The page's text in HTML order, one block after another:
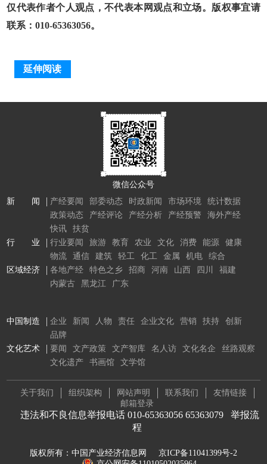
仅代表作者个人观点，不代表本网观点和立场。版权事宜请
联系：010-65363056。
延伸阅读
微信公众号
新 闻
产经要闻 部委动态 时政新闻 市场环境
统计数据
政策动态
产经评论 产经分析 产经预警
海外产经
快讯
扶贫
行 业
行业要闻 旅游 教育 农业 文化 消费 能源
健康
物流
通信 建筑 轻工 化工 金属 机电
综合
区域经济
各地产经 特色之乡 招商 河南 山西 四川
福建
内蒙古
黑龙江 广东
中国制造 企业 新闻 人物 责任 企业文化 营销 扶持
创新
品牌
文化艺术
要闻 文产政策 文产智库 名人访 文化名企
丝路观察
文化遗产
书画馆 文学馆
关于我们 组织架构 网站声明 联系我们
友情链接
邮箱登录
违法和不良信息举报电话 010-65363056 65363079 举报流
程
版权所有：中国产业经济信息网
京ICP备11041399号-2